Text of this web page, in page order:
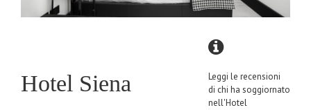
Leggi le recensioni
di chi ha soggiornato
nell'Hotel
Hotel Siena